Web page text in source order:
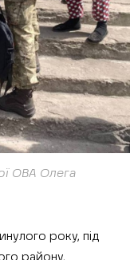
ОВА Олега
року, під
району,